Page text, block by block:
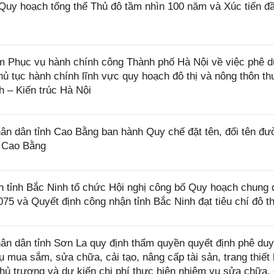
hoạch tổng thể Thủ đô tầm nhìn 100 năm và Xúc tiến
Phục vụ hành chính công Thành phố Hà Nội về việc phê
tục hành chính lĩnh vực quy hoạch đô thị và nông thôn
– Kiến trúc Hà Nội
dân tỉnh Cao Bằng ban hành Quy chế đặt tên, đổi tên
Bằng
tỉnh Bắc Ninh tổ chức Hội nghị công bố Quy hoạch chung
và Quyết định công nhận tỉnh Bắc Ninh đạt tiêu chí đô
dân tỉnh Sơn La quy định thẩm quyền quyết định phê
sắm, sửa chữa, cải tạo, nâng cấp tài sản, trang thiết
trương và dự kiến chi phí thực hiện nhiệm vụ sửa chữa,